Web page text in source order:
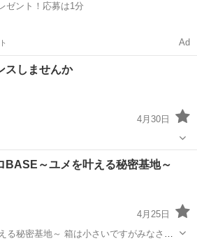
ゼント！応募は1分
Ad
スしませんか
4月30日
ンス
BASE～ユメを叶える秘密基地～
4月25日
小さいですがみなさん